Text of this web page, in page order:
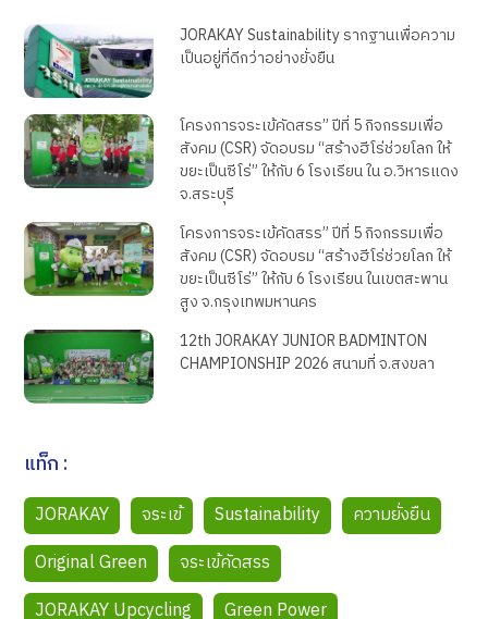
JORAKAY Sustainability รากฐานเพื่อความ
เป็นอยู่ที่ดีกว่าอย่างยั่งยืน
โครงการจระเข้คัดสรร” ปีที่ 5 กิจกรรมเพื่อ
สังคม (CSR) จัดอบรม “สร้างฮีโร่ช่วยโลก ให้
ขยะเป็นซีโร่” ให้กับ 6 โรงเรียน ใน อ.วิหารแดง
จ.สระบุรี
โครงการจระเข้คัดสรร” ปีที่ 5 กิจกรรมเพื่อ
สังคม (CSR) จัดอบรม “สร้างฮีโร่ช่วยโลก ให้
ขยะเป็นซีโร่” ให้กับ 6 โรงเรียน ในเขตสะพาน
สูง จ.กรุงเทพมหานคร
12th JORAKAY JUNIOR BADMINTON
CHAMPIONSHIP 2026 สนามที่ จ.สงขลา
แท็ก :
JORAKAY จระเข้ Sustainability
ความยั่งยืน
Original Green
จระเข้คัดสรร
JORAKAY Upcycling
Green Power